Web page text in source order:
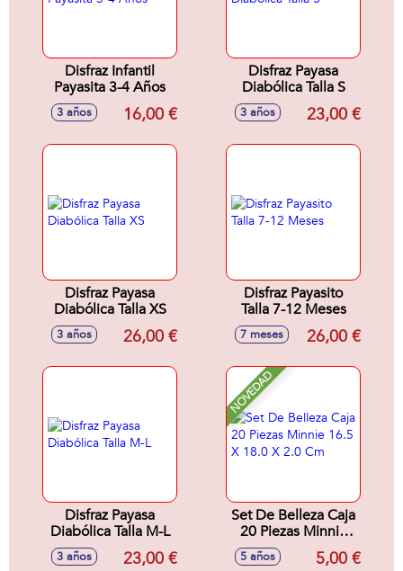
Disfraz Infantil
Payasita 3-4 Años
3 años 16,00 €
Disfraz Payasa
Diabólica Talla S
3 años 23,00 €
Disfraz Payasa
Diabólica Talla XS
3 años 26,00 €
Disfraz Payasito
Talla 7-12 Meses
7 meses 26,00 €
Disfraz Payasa
Diabólica Talla M-L
3 años 23,00 €
NOVEDAD
Set De Belleza Caja
20 Piezas Minnie
16.5 X 18.0 X 2.0
5 años 5,00 €